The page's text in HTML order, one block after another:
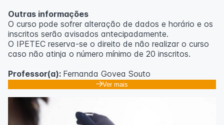
Outras informações
O curso pode sofrer alteração de dados e horário e os
inscritos serão avisados ​​antecipadamente.
O IPETEC reserva-se o direito de não realizar o curso
caso não atinja o número mínimo de 20 inscritos.
Professor(a): Fernanda Govea Souto
Ver mais